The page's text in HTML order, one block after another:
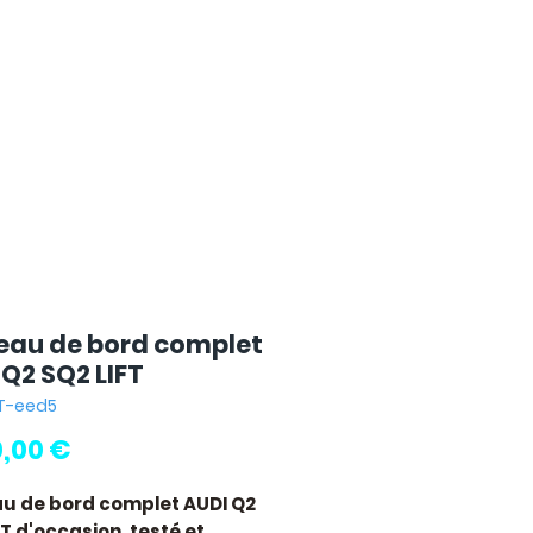
de bord complet
SQ2 LIFT
eed5
€
de bord complet AUDI Q2